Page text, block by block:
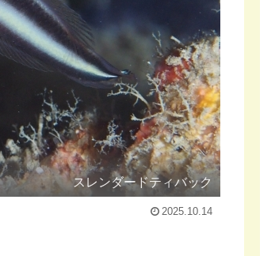
スレンダードティバック
2025.10.14